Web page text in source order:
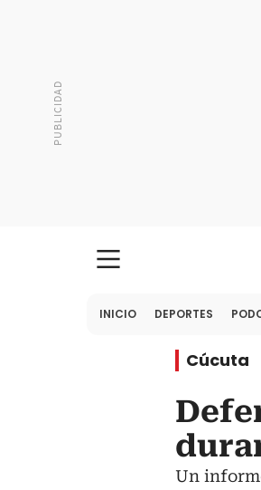
INICIO DEPORTES
Cúcuta
Un